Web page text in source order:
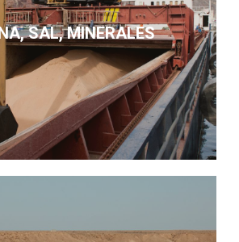
SAL, MINERALES